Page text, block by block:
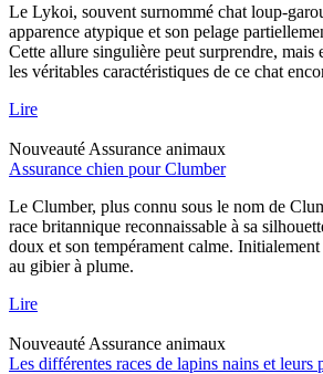
Le Lykoi, souvent surnommé chat loup-
apparence atypique et son pelage
Cette allure singulière peut surprendre, mais
les véritables caractéristiques de ce chat
Lire
Nouveauté Assurance animaux
Assurance chien pour Clumber
Le Clumber, plus connu sous le nom de
race britannique reconnaissable à sa
doux et son tempérament calme.
au gibier à plume.
Lire
Nouveauté Assurance animaux
Les différentes races de lapins nains et leurs